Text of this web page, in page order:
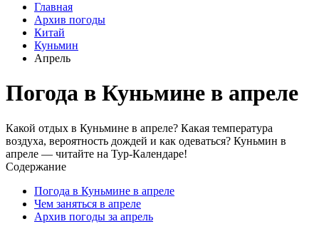
Главная
Архив погоды
Китай
Куньмин
Апрель
Погода в Куньмине в апреле
Какой отдых в Куньмине в апреле? Какая температура
воздуха, вероятность дождей и как одеваться? Куньмин в
апреле — читайте на Тур-Календаре!
Содержание
Погода в Куньмине в апреле
Чем заняться в апреле
Архив погоды за апрель